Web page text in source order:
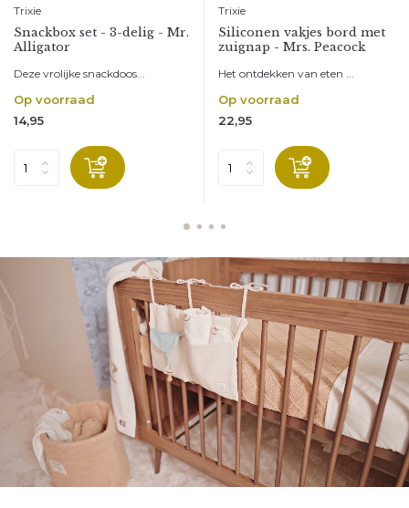
Trixie
Snackbox set - 3-delig - Mr.
Alligator
Deze vrolijke snackdoos...
Op voorraad
14,95
Trixie
Siliconen vakjes bord met
zuignap - Mrs. Peacock
Het ontdekken van eten ...
Op voorraad
22,95